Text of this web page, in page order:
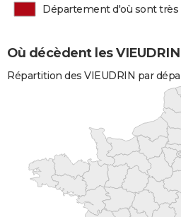
Département d'où sont
Où décèdent les
Répartition des VIEUDRIN par